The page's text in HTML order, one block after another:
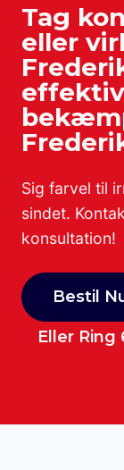
Tag
eller
Sig farvel til
sindet.
konsultation!
Bestil
Eller Ring